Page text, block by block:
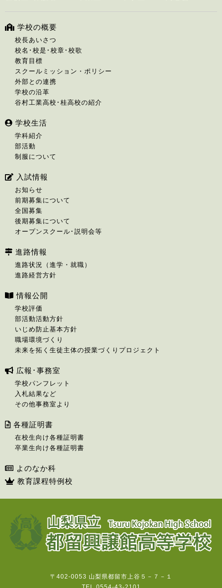
学校の概要
校長あいさつ
校名･校是･校章･校歌
教育目標
スクールミッション・ポリシー
外部との連携
学校の沿革
谷村工業高校･桂高校の紹介
学校生活
学科紹介
部活動
制服について
入試情報
お知らせ
前期募集について
全国募集
後期募集について
オープンスクール･説明会等
進路情報
進路状況（進学・就職）
進路経営方針
情報公開
学校評価
部活動活動方針
いじめ防止基本方針
職場環境づくり
未来を拓く生徒主体の授業づくりプロジェクト
広報･事務室
学校パンフレット
入札結果など
その他事務室より
各種証明書
在校生向け各種証明書
卒業生向け各種証明書
よのなか科
教育課程特例校
〒402-0053 山梨県都留市上谷５－７－１